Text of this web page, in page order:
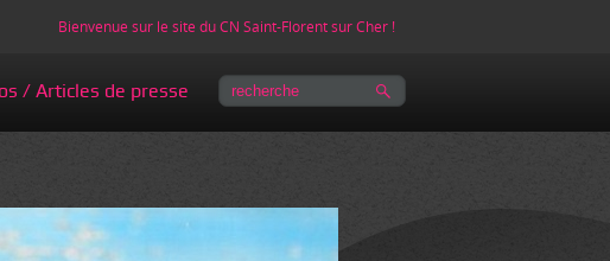
Bienvenue sur le site du CN Saint-Florent sur Cher !
/ Articles de presse